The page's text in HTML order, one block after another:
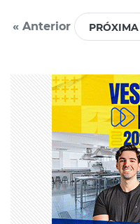
« Anterior